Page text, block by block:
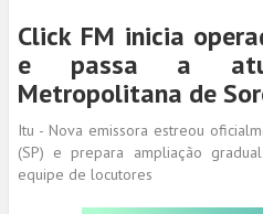
Click FM inicia
e passa a
Metropolitana de
Itu - Nova emissora estreou
(SP) e prepara ampliação
equipe de locutores